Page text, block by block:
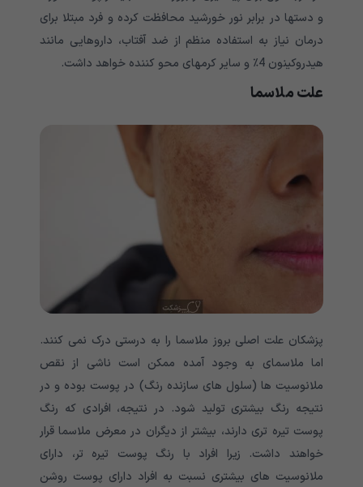
و دستها در برابر نور خورشید محافظت کرده و فرد مبتلا برای
درمان نیاز به استفاده منظم از ضد آفتاب، داروهایی مانند
هیدروکینون 4٪ و سایر کرمهای محو کننده خواهد داشت.
علت ملاسما
پزشکان علت اصلی بروز ملاسما را به درستی درک نمی کنند.
اما ملاسمای به وجود آمده ممکن است ناشی از نقص
ملانوسیت ها (سلول های سازنده رنگ) در پوست بوده و در
نتیجه رنگ بیشتری تولید شود. در نتیجه، افرادی که رنگ
پوست تیره تری دارند، بیشتر از دیگران در معرض ملاسما قرار
خواهند داشت. زیرا افراد با رنگ پوست تیره تر، دارای
ملانوسیت های بیشتری نسبت به افراد دارای پوست روشن